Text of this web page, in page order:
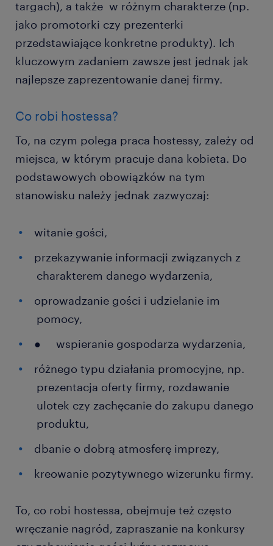
targach), a także w różnym charakterze (np.
jako promotorki czy prezenterki
przedstawiające konkretne produkty). Ich
kluczowym zadaniem zawsze jest jednak jak
najlepsze zaprezentowanie danej firmy.
Co robi hostessa?
To, na czym polega praca hostessy, zależy od
miejsca, w którym pracuje dana kobieta. Do
podstawowych obowiązków na tym
stanowisku należy jednak zazwyczaj:
witanie gości,
przekazywanie informacji związanych z
charakterem danego wydarzenia,
oprowadzanie gości i udzielanie im
pomocy,
● wspieranie gospodarza wydarzenia,
różnego typu działania promocyjne, np.
prezentacja oferty firmy, rozdawanie
ulotek czy zachęcanie do zakupu danego
produktu,
dbanie o dobrą atmosferę imprezy,
kreowanie pozytywnego wizerunku firmy.
To, co robi hostessa, obejmuje też często
wręczanie nagród, zapraszanie na konkursy